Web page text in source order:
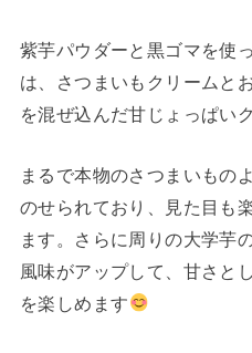
紫芋パウダーと黒ゴマを使
は、さつまいもクリームと
を混ぜ込んだ甘じょっぱい
まるで本物のさつまいもの
のせられており、見た目も
ます。さらに周りの大学芋
風味がアップして、甘さと
を楽しめます